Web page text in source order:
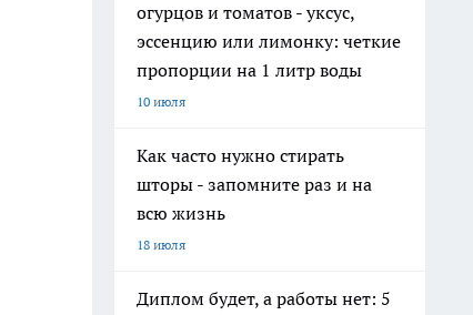
огурцов и томатов - уксус,
эссенцию или лимонку: четкие
пропорции на 1 литр воды
10 июля
Как часто нужно стирать
шторы - запомните раз и на
всю жизнь
18 июля
Диплом будет, а работы нет: 5